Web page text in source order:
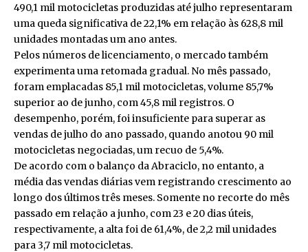
490,1 mil motocicletas produzidas até julho representaram
uma queda significativa de 22,1% em relação às 628,8 mil
unidades montadas um ano antes.
Pelos números de licenciamento, o mercado também
experimenta uma retomada gradual. No mês passado,
foram emplacadas 85,1 mil motocicletas, volume 85,7%
superior ao de junho, com 45,8 mil registros. O
desempenho, porém, foi insuficiente para superar as
vendas de julho do ano passado, quando anotou 90 mil
motocicletas negociadas, um recuo de 5,4%.
De acordo com o balanço da Abraciclo, no entanto, a
média das vendas diárias vem registrando crescimento ao
longo dos últimos três meses. Somente no recorte do mês
passado em relação a junho, com 23 e 20 dias úteis,
respectivamente, a alta foi de 61,4%, de 2,2 mil unidades
para 3,7 mil motocicletas.